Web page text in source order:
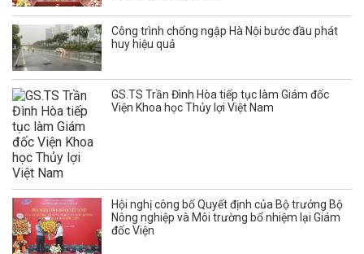
Công trình chống ngập Hà Nội bước đầu phát
huy hiệu quả
GS.TS Trần Đình Hòa tiếp tục làm Giám đốc
Viện Khoa học Thủy lợi Việt Nam
Hội nghị công bố Quyết định của Bộ trưởng Bộ
Nông nghiệp và Môi trường bổ nhiệm lại Giám
đốc Viện